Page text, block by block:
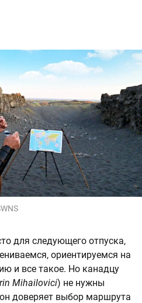
для следующего отпуска,
ориентируемся на
и все такое. Но канадцу
Mihailovici) не нужны
доверяет выбор маршрута